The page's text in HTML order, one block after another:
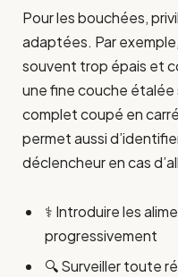
Pour les bouchées,
adaptées. Par
souvent trop épais et
une fine couche étalée
complet coupé en
permet aussi
déclencheur en cas
⚕️ Introduire les
progressivement
🔍 Surveiller toute